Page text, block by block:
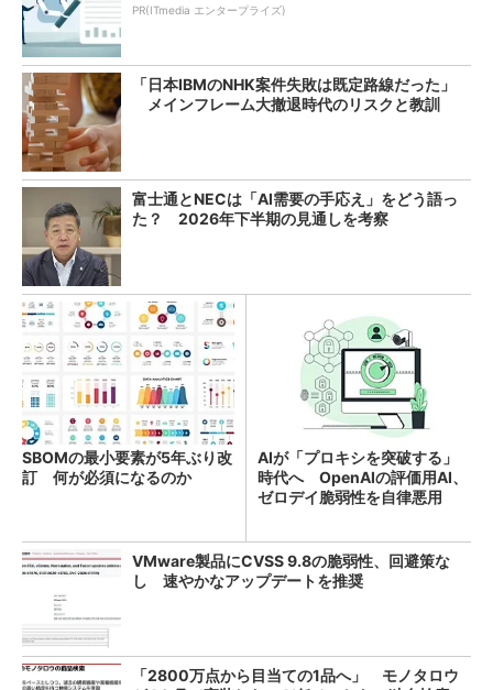
PR(ITmedia エンタープライズ)
「日本IBMのNHK案件失敗は既定路線だった」
メインフレーム大撤退時代のリスクと教訓
富士通とNECは「AI需要の手応え」をどう語っ
た？ 2026年下半期の見通しを考察
SBOMの最小要素が5年ぶり改
訂 何が必須になるのか
AIが「プロキシを突破する」
時代へ OpenAIの評価用AI、
ゼロデイ脆弱性を自律悪用
VMware製品にCVSS 9.8の脆弱性、回避策な
し 速やかなアップデートを推奨
「2800万点から目当ての1品へ」 モノタロウ